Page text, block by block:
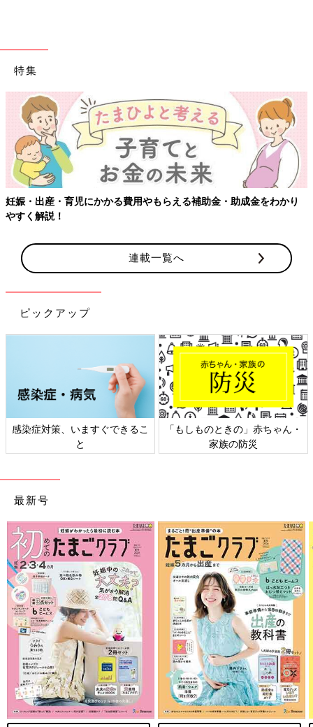
特集
補助金・助成金をわかり 【ワクチン接種できるものも】妊婦の
連載一覧へ
ピックアップ
「もしものときの」赤ちゃん・
家族の防災
日本外来小児科学会リーフレッ
ト検討会
最新号